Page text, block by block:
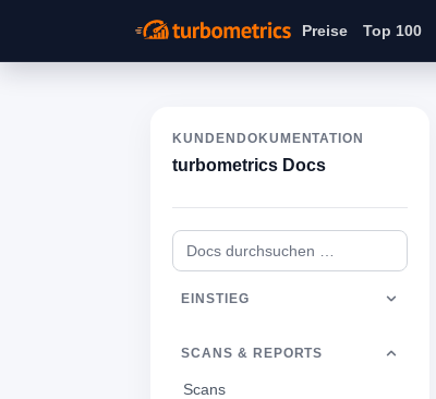
Preise Top 100
KUNDENDOKUMENTATION
turbometrics Docs
EINSTIEG
SCANS & REPORTS
Scans